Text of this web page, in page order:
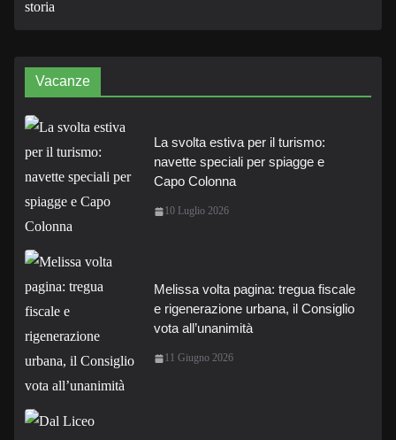
Vacanze
La svolta estiva per il turismo:
navette speciali per spiagge e
Capo Colonna
10 Luglio 2026
Melissa volta pagina: tregua fiscale
e rigenerazione urbana, il Consiglio
vota all’unanimità
11 Giugno 2026